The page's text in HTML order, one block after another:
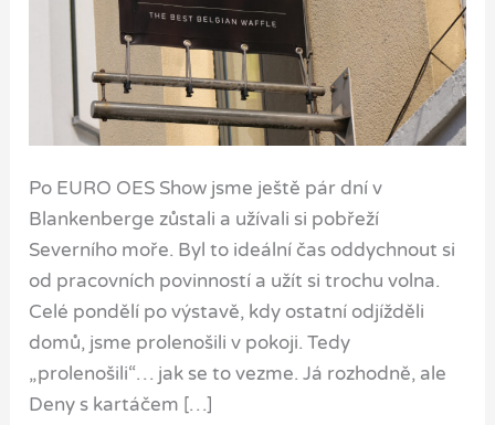
Po EURO OES Show jsme ještě pár dní v
Blankenberge zůstali a užívali si pobřeží
Severního moře. Byl to ideální čas oddychnout si
od pracovních povinností a užít si trochu volna.
Celé pondělí po výstavě, kdy ostatní odjížděli
domů, jsme prolenošili v pokoji. Tedy
„prolenošili“… jak se to vezme. Já rozhodně, ale
Deny s kartáčem […]